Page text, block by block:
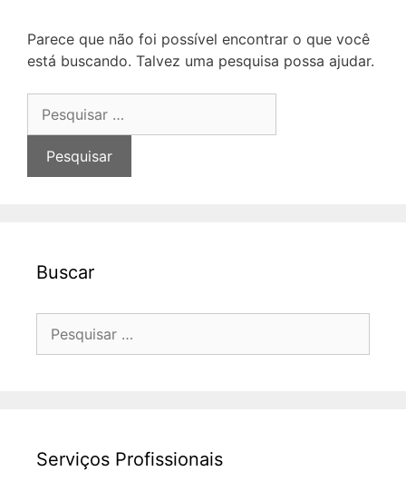
Parece que não foi possível encontrar o que você
está buscando. Talvez uma pesquisa possa ajudar.
por:
Buscar
Serviços Profissionais